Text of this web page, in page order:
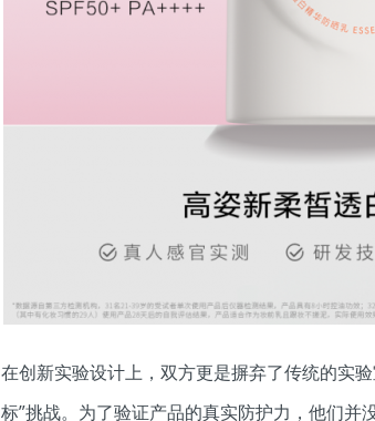
在创新实验设计上，双方更是摒弃了传统的实
标”挑战。为了验证产品的真实防护力，他们